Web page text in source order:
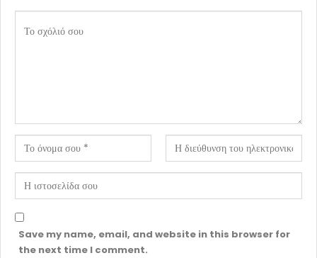
Save my name, email, and website in this browser for
the next time I comment.